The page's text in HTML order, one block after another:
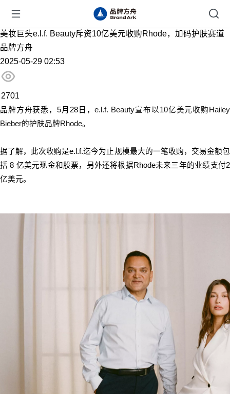
美妆巨头e.l.f. Beauty斥资10亿美元收购Rhode，加码护肤赛道
品牌方舟
2025-05-29 02:53
2701
品牌方舟获悉，5月28日，e.l.f. Beauty宣布以10亿美元收购Hailey
Bieber的护肤品牌Rhode。
据了解，此次收购是e.l.f.迄今为止规模最大的一笔收购，交易金额包
括 8 亿美元现金和股票，另外还将根据Rhode未来三年的业绩支付2
亿美元。